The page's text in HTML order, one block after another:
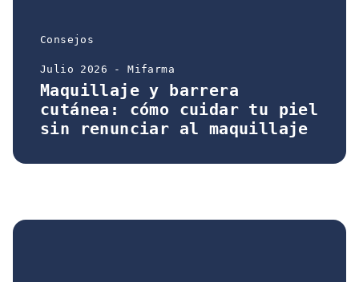
Consejos
Julio 2026 - Mifarma
Maquillaje y barrera
cutánea: cómo cuidar tu piel
sin renunciar al maquillaje